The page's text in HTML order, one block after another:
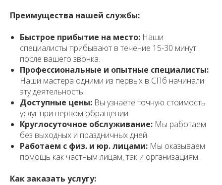
Преимущества нашей службы:
Быстрое прибытие на место: Наши
специалисты прибывают в течение 15-30 минут
после вашего звонка.
Профессиональные и опытные специалисты:
Наши мастера одними из первых в СПб начинали
эту деятельность.
Доступные цены: Вы узнаете точную стоимость
услуг при первом обращении.
Круглосуточное обслуживание: Мы работаем
без выходных и праздничных дней.
Работаем с физ. и юр. лицами: Мы оказываем
помощь как частным лицам, так и организациям.
Как заказать услугу: